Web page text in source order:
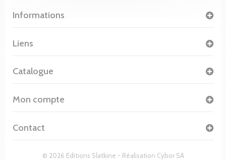
Informations
© 2026 Editions Slatkine - Réalisation Cybor SA
Liens
Catalogue
Mon compte
Contact